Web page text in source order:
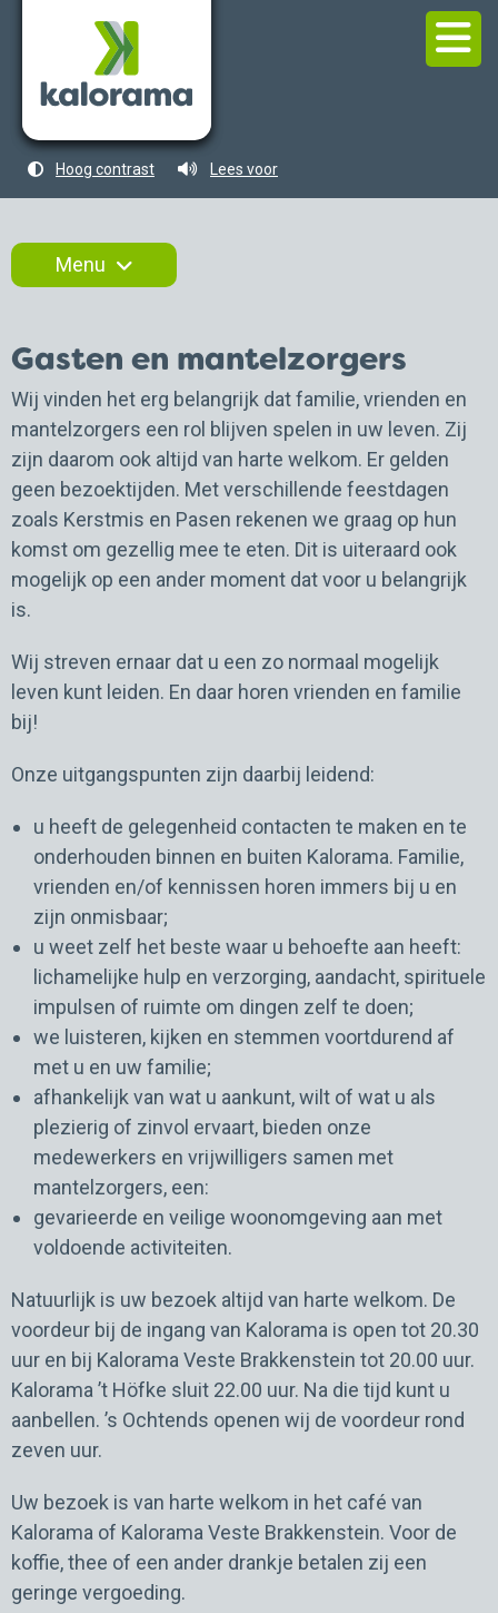
Hoog contrast Lees voor
Menu
Professionals
Zorgvragers
Gasten en mantelzorgers
Wij vinden het erg belangrijk dat familie, vrienden en
mantelzorgers een rol blijven spelen in uw leven. Zij
zijn daarom ook altijd van harte welkom. Er gelden
geen bezoektijden. Met verschillende feestdagen
zoals Kerstmis en Pasen rekenen we graag op hun
komst om gezellig mee te eten. Dit is uiteraard ook
mogelijk op een ander moment dat voor u belangrijk
is.
Wij streven ernaar dat u een zo normaal mogelijk
leven kunt leiden. En daar horen vrienden en familie
bij!
Onze uitgangspunten zijn daarbij leidend:
u heeft de gelegenheid contacten te maken en te
onderhouden binnen en buiten Kalorama. Familie,
vrienden en/of kennissen horen immers bij u en
zijn onmisbaar;
u weet zelf het beste waar u behoefte aan heeft:
lichamelijke hulp en verzorging, aandacht, spirituele
impulsen of ruimte om dingen zelf te doen;
we luisteren, kijken en stemmen voortdurend af
met u en uw familie;
afhankelijk van wat u aankunt, wilt of wat u als
plezierig of zinvol ervaart, bieden onze
medewerkers en vrijwilligers samen met
mantelzorgers, een:
gevarieerde en veilige woonomgeving aan met
voldoende activiteiten.
Natuurlijk is uw bezoek altijd van harte welkom. De
voordeur bij de ingang van Kalorama is open tot 20.30
uur en bij Kalorama Veste Brakkenstein tot 20.00 uur.
Kalorama ’t Höfke sluit 22.00 uur. Na die tijd kunt u
aanbellen. ’s Ochtends openen wij de voordeur rond
zeven uur.
Uw bezoek is van harte welkom in het café van
Kalorama of Kalorama Veste Brakkenstein. Voor de
koffie, thee of een ander drankje betalen zij een
geringe vergoeding.